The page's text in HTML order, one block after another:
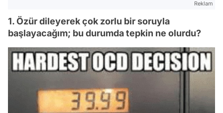
Reklam
1. Özür dileyerek çok zorlu bir soruyla
başlayacağım; bu durumda tepkin ne olurdu?